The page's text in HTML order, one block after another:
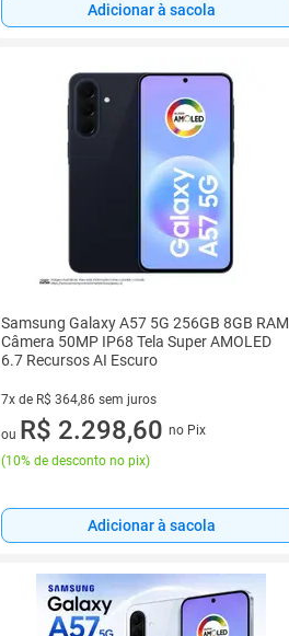
Adicionar à sacola
Samsung Galaxy A57 5G 256GB 8GB RAM
Câmera 50MP IP68 Tela Super AMOLED
6.7 Recursos AI Escuro
7x de R$ 364,86 sem juros
7 vez de R$ 364,86 sem juros
ou R$ 2.298,60 no Pix
(10% de desconto no pix)
Adicionar à sacola